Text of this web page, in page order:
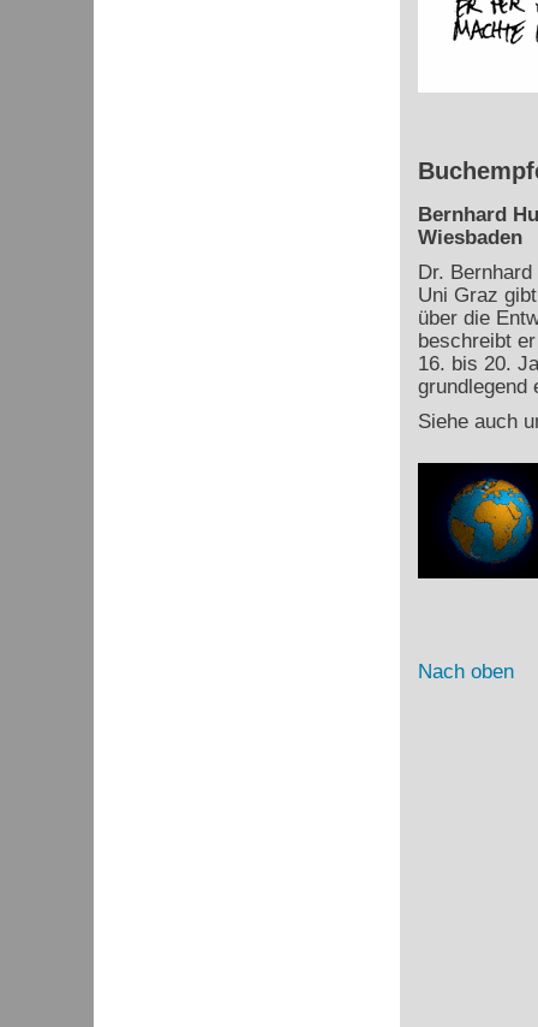
Bernhard
Wiesbaden
Dr.
Uni Graz
über die
beschreibt
16. bis 20.
grundlegend
Siehe auch
Nach oben